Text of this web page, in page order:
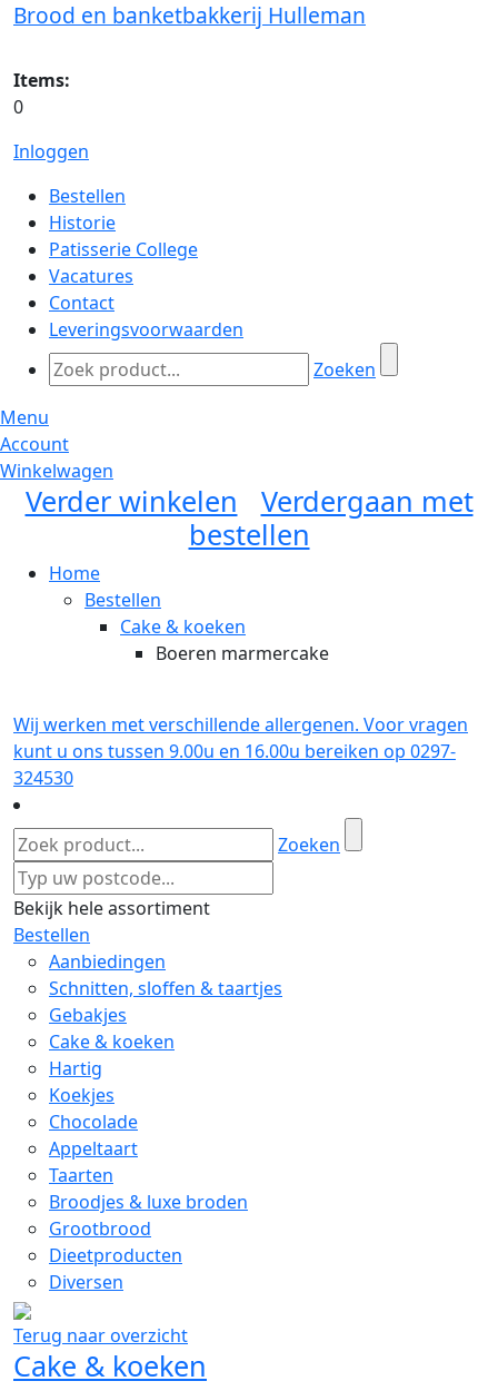
Brood en banketbakkerij Hulleman
Items:
0
Inloggen
Bestellen
Historie
Patisserie College
Vacatures
Contact
Leveringsvoorwaarden
Zoeken
Menu
Account
Winkelwagen
Verder winkelen
Verdergaan met
bestellen
Home
Bestellen
Cake & koeken
Boeren marmercake
Wij werken met verschillende allergenen. Voor vragen
kunt u ons tussen 9.00u en 16.00u bereiken op 0297-
324530
Zoeken
Bekijk hele assortiment
Bestellen
Aanbiedingen
Schnitten, sloffen & taartjes
Gebakjes
Cake & koeken
Hartig
Koekjes
Chocolade
Appeltaart
Taarten
Broodjes & luxe broden
Grootbrood
Dieetproducten
Diversen
Terug naar overzicht
Cake & koeken